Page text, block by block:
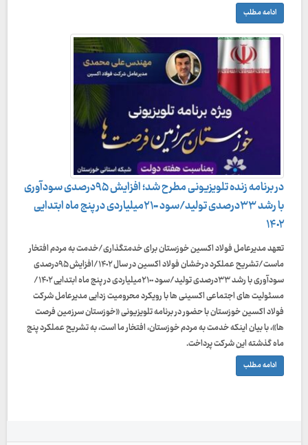
ادامه مطلب
در برنامه زنده تلویزیونی مطرح شد؛ افزایش ۹۵درصدی سودآوری
با رشد ۳۳درصدی تولید/سود ۲۱٠٠میلیاردی در پنج ماه ابتدایی
۱۴٠۲
تعهد مدیرعامل فولاد اکسین خوزستان برای خدمتگذاری/خدمت به مردم افتخار
ماست/تشریح عملکرد درخشان فولاد اکسین در سال ۱۴٠۲/افزایش ۹۵درصدی
سودآوری با رشد ۳۳درصدی تولید/سود ۲۱٠٠میلیاردی در پنج ماه ابتدایی ۱۴٠۲/
مسئولیت های اجتماعی اکسینی ها با رویکرد محرومیت زدایی مدیرعامل شرکت
فولاد اکسین خوزستان با حضور در برنامه تلویزیونی «خوزستان سرزمین فرصت
ها»، با بیان اینکه خدمت به مردم خوزستان، افتخار ما است، به تشریح عملکرد پنج
ماه گذشته این شرکت پرداخت.
ادامه مطلب